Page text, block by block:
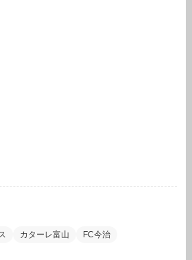
カターレ富山 FC今治